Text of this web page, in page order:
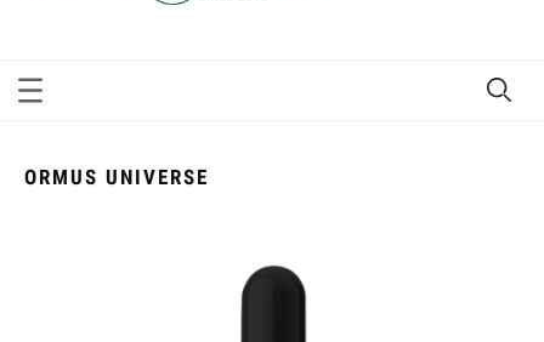
ORMUS UNIVERSE